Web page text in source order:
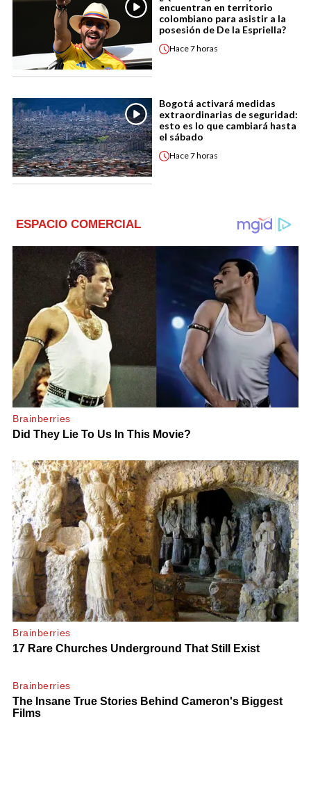
encuentran en territorio
colombiano para asistir a la
posesión de De la Espriella?
Hace7 horas
Bogotá activará medidas
extraordinarias de seguridad:
esto es lo que cambiará hasta
el sábado
Hace7 horas